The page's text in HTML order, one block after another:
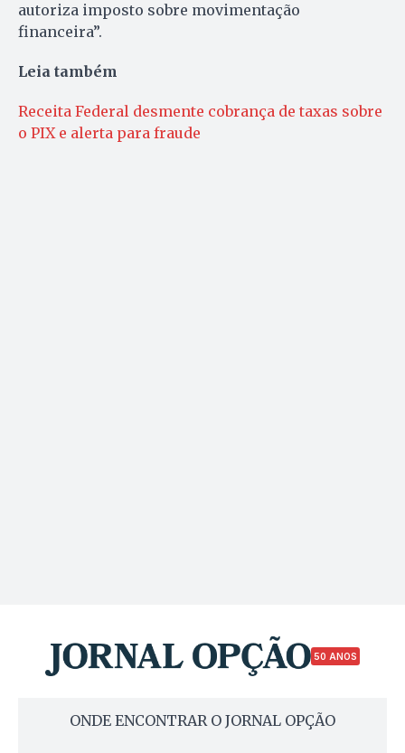
autoriza imposto sobre movimentação
financeira”.
Leia também
Receita Federal desmente cobrança de taxas sobre
o PIX e alerta para fraude
50 ANOS
ONDE ENCONTRAR O JORNAL OPÇÃO